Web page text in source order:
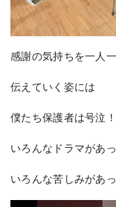
感謝の気持ちを一人
伝えていく姿には
僕たち保護者は号泣！
いろんなドラマがあ
いろんな苦しみがあ